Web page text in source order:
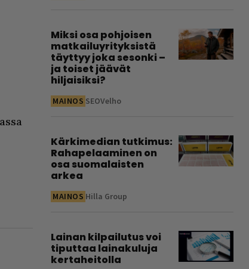
Miksi osa pohjoisen
matkailuyrityksistä
täyttyy joka sesonki –
ja toiset jäävät
hiljaisiksi?
MAINOS SEOVelho
Kärkimedian tutkimus:
Rahapelaaminen on
osa suomalaisten
arkea
MAINOS Hilla Group
Lainan kilpailutus voi
tiputtaa lainakuluja
kertaheitolla